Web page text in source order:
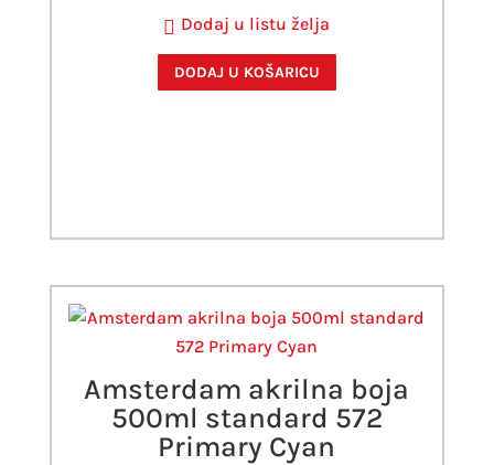
Dodaj u listu želja
DODAJ U KOŠARICU
Amsterdam akrilna boja
500ml standard 572
Primary Cyan